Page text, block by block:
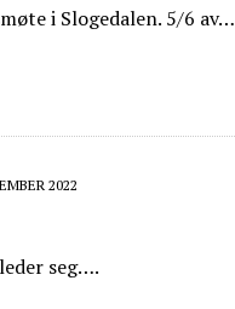
i Slogedalen. 5/6 av…
2022
seg….